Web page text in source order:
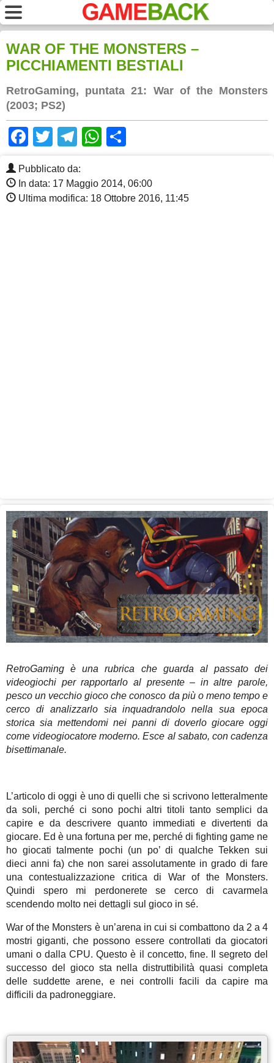
WAR OF THE MONSTERS –
PICCHIAMENTI BESTIALI
RetroGaming, puntata 21: War of the Monsters
(2003; PS2)
Facebook
TwitterTelegram
WhatsApp
Pubblicato da:
In data: 17 Maggio 2014, 06:00
Ultima modifica: 18 Ottobre 2016, 11:45
RetroGaming è una rubrica che guarda al passato dei
videogiochi per rapportarlo al presente – in altre parole,
pesco un vecchio gioco che conosco da più o meno tempo e
cerco di analizzarlo sia inquadrandolo nella sua epoca
storica sia mettendomi nei panni di doverlo giocare oggi
come videogiocatore moderno. Esce al sabato, con cadenza
bisettimanale.
L’articolo di oggi è uno di quelli che si scrivono letteralmente
da soli, perché ci sono pochi altri titoli tanto semplici da
capire e da descrivere quanto immediati e divertenti da
giocare. Ed è una fortuna per me, perché di fighting game ne
ho giocati talmente pochi (un po’ di qualche Tekken sui
dieci anni fa) che non sarei assolutamente in grado di fare
una contestualizzazione critica di War of the Monsters.
Quindi spero mi perdonerete se cerco di cavarmela
scendendo molto nei dettagli sul gioco in sé.
War of the Monsters è un’arena in cui si combattono da 2 a 4
mostri giganti, che possono essere controllati da giocatori
umani o dalla CPU. Questo è il concetto, fine. Il segreto del
successo del gioco sta nella distruttibilità quasi completa
delle suddette arene, e nei controlli facili da capire ma
difficili da padroneggiare.